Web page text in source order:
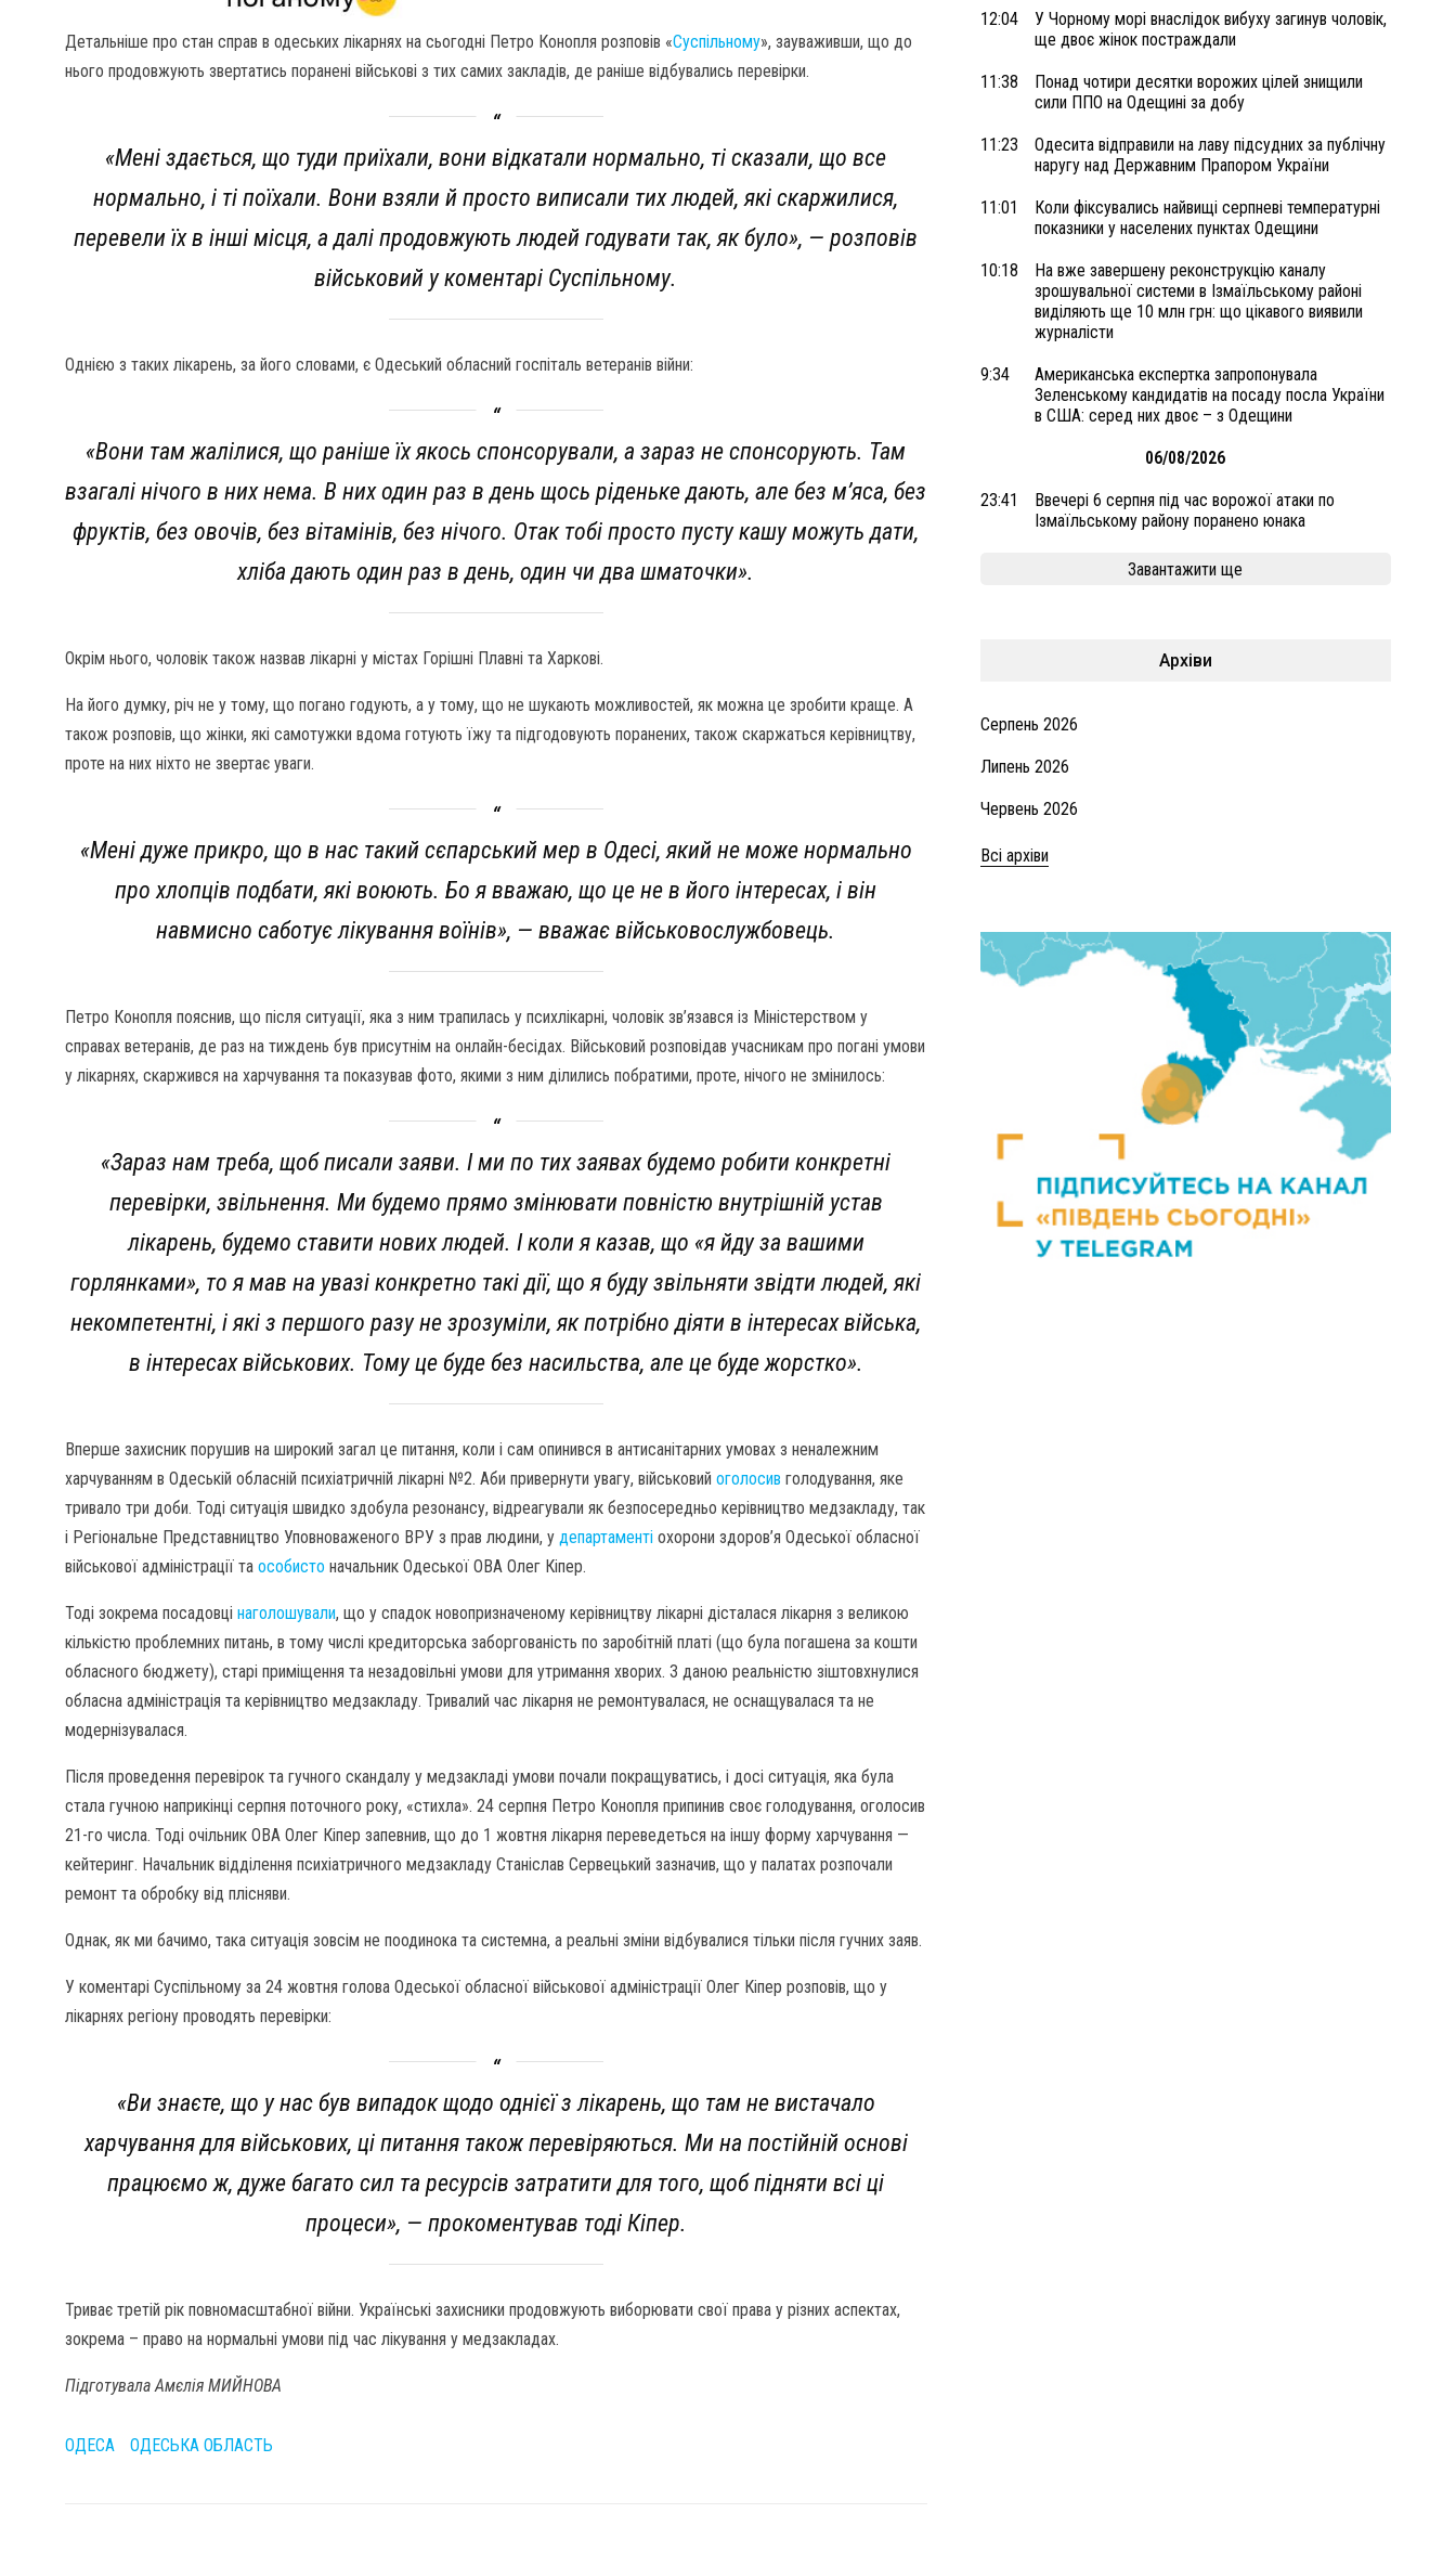
Детальніше про стан справ в одеських лікарнях на сьогодні Петро Конопля розповів «Суспільному», зауваживши, що до
нього продовжують звертатись поранені військові з тих самих закладів, де раніше відбувались перевірки.
«Мені здається, що туди приїхали, вони відкатали нормально, ті сказали, що все
нормально, і ті поїхали. Вони взяли й просто виписали тих людей, які скаржилися,
перевели їх в інші місця, а далі продовжують людей годувати так, як було», — розповів
військовий у коментарі Суспільному.
Однією з таких лікарень, за його словами, є Одеський обласний госпіталь ветеранів війни:
«Вони там жалілися, що раніше їх якось спонсорували, а зараз не спонсорують. Там
взагалі нічого в них нема. В них один раз в день щось ріденьке дають, але без м’яса, без
фруктів, без овочів, без вітамінів, без нічого. Отак тобі просто пусту кашу можуть дати,
хліба дають один раз в день, один чи два шматочки».
Окрім нього, чоловік також назвав лікарні у містах Горішні Плавні та Харкові.
На його думку, річ не у тому, що погано годують, а у тому, що не шукають можливостей, як можна це зробити краще. А
також розповів, що жінки, які самотужки вдома готують їжу та підгодовують поранених, також скаржаться керівництву,
проте на них ніхто не звертає уваги.
«Мені дуже прикро, що в нас такий сєпарський мер в Одесі, який не може нормально
про хлопців подбати, які воюють. Бо я вважаю, що це не в його інтересах, і він
навмисно саботує лікування воїнів», — вважає військовослужбовець.
Петро Конопля пояснив, що після ситуації, яка з ним трапилась у психлікарні, чоловік зв’язався із Міністерством у
справах ветеранів, де раз на тиждень був присутнім на онлайн-бесідах. Військовий розповідав учасникам про погані умови
у лікарнях, скаржився на харчування та показував фото, якими з ним ділились побратими, проте, нічого не змінилось:
«Зараз нам треба, щоб писали заяви. І ми по тих заявах будемо робити конкретні
перевірки, звільнення. Ми будемо прямо змінювати повністю внутрішній устав
лікарень, будемо ставити нових людей. І коли я казав, що «я йду за вашими
горлянками», то я мав на увазі конкретно такі дії, що я буду звільняти звідти людей, які
некомпетентні, і які з першого разу не зрозуміли, як потрібно діяти в інтересах війська,
в інтересах військових. Тому це буде без насильства, але це буде жорстко».
Вперше захисник порушив на широкий загал це питання, коли і сам опинився в антисанітарних умовах з неналежним
харчуванням в Одеській обласній психіатричній лікарні №2. Аби привернути увагу, військовий оголосив голодування, яке
тривало три доби. Тоді ситуація швидко здобула резонансу, відреагували як безпосередньо керівництво медзакладу, так
і Регіональне Представництво Уповноваженого ВРУ з прав людини, у департаменті охорони здоров’я Одеської обласної
військової адміністрації та особисто начальник Одеської ОВА Олег Кіпер.
Тоді зокрема посадовці наголошували, що у спадок новопризначеному керівництву лікарні дісталася лікарня з великою
кількістю проблемних питань, в тому числі кредиторська заборгованість по заробітній платі (що була погашена за кошти
обласного бюджету), старі приміщення та незадовільні умови для утримання хворих. З даною реальністю зіштовхнулися
обласна адміністрація та керівництво медзакладу. Тривалий час лікарня не ремонтувалася, не оснащувалася та не
модернізувалася.
Після проведення перевірок та гучного скандалу у медзакладі умови почали покращуватись, і досі ситуація, яка була
стала гучною наприкінці серпня поточного року, «стихла». 24 серпня Петро Конопля припинив своє голодування, оголосив
21-го числа. Тоді очільник ОВА Олег Кіпер запевнив, що до 1 жовтня лікарня переведеться на іншу форму харчування —
кейтеринг. Начальник відділення психіатричного медзакладу Станіслав Сервецький зазначив, що у палатах розпочали
ремонт та обробку від плісняви.
Однак, як ми бачимо, така ситуація зовсім не поодинока та системна, а реальні зміни відбувалися тільки після гучних заяв.
У коментарі Суспільному за 24 жовтня голова Одеської обласної військової адміністрації Олег Кіпер розповів, що у
лікарнях регіону проводять перевірки:
«Ви знаєте, що у нас був випадок щодо однієї з лікарень, що там не вистачало
харчування для військових, ці питання також перевіряються. Ми на постійній основі
працюємо ж, дуже багато сил та ресурсів затратити для того, щоб підняти всі ці
процеси», — прокоментував тоді Кіпер.
Триває третій рік повномасштабної війни. Українські захисники продовжують виборювати свої права у різних аспектах,
зокрема – право на нормальні умови під час лікування у медзакладах.
Підготувала Амєлія МИЙНОВА
ОДЕСА ОДЕСЬКА ОБЛАСТЬ
12:04
У Чорному морі внаслідок вибуху загинув чоловік,
ще двоє жінок постраждали
11:38
Понад чотири десятки ворожих цілей знищили
сили ППО на Одещині за добу
11:23
Одесита відправили на лаву підсудних за публічну
наругу над Державним Прапором України
11:01
Коли фіксувались найвищі серпневі температурні
показники у населених пунктах Одещини
10:18
На вже завершену реконструкцію каналу
зрошувальної системи в Ізмаїльському районі
виділяють ще 10 млн грн: що цікавого виявили
журналісти
9:34
Американська експертка запропонувала
Зеленському кандидатів на посаду посла України
в США: серед них двоє – з Одещини
06/08/2026
23:41
Ввечері 6 серпня під час ворожої атаки по
Ізмаїльському району поранено юнака
Завантажити ще
Архіви
Серпень 2026
Липень 2026
Червень 2026
Всі архіви